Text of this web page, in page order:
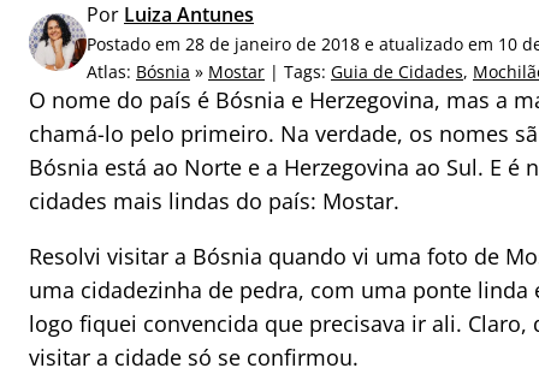
a
r
p
o
r
:
Por Luiza Antunes
Postado em 28 de janeiro de 2018 e atualizado em 10
Atlas: Bósnia » Mostar | Tags: Guia de Cidades,
O nome do país é Bósnia e Herzegovina, mas a
chamá-lo pelo primeiro. Na verdade, os nomes
Bósnia está ao Norte e a Herzegovina ao Sul. E é
cidades mais lindas do país: Mostar.
Resolvi visitar a Bósnia quando vi uma foto de
uma cidadezinha de pedra, com uma ponte
logo fiquei convencida que precisava ir ali.
visitar a cidade só se confirmou.